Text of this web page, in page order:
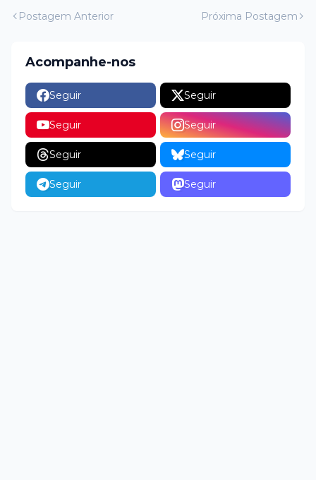
Postagem Anterior Próxima Postagem
Acompanhe-nos
Seguir Seguir
Seguir Seguir
Seguir Seguir
Seguir Seguir